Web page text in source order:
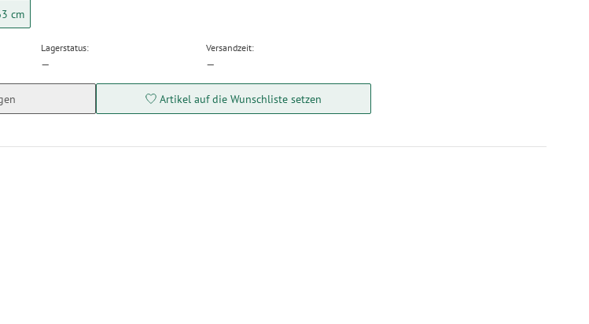
cm
Lagerstatus:
—
Versandzeit:
—
Artikel auf die Wunschliste setzen